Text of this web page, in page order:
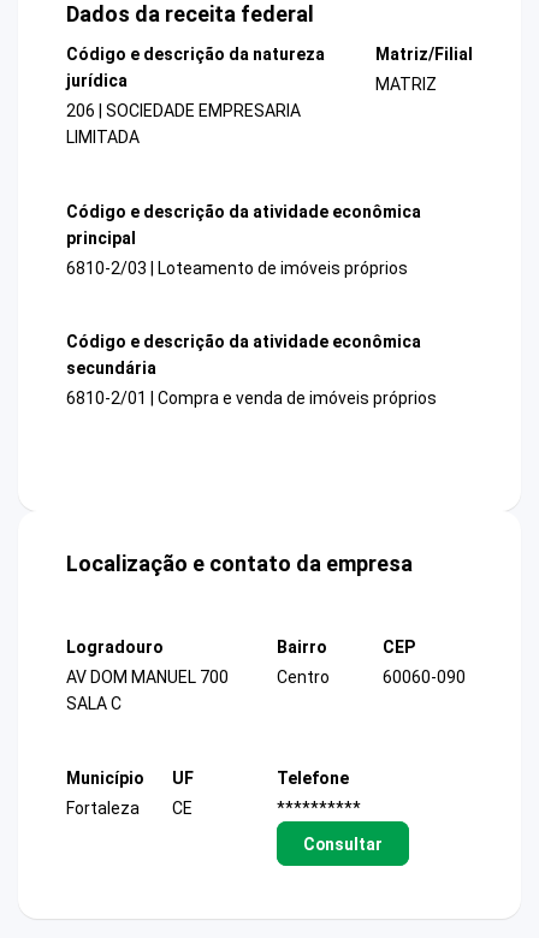
Dados da receita federal
Código e descrição da natureza
jurídica
206 | SOCIEDADE EMPRESARIA
LIMITADA
Matriz/Filial
MATRIZ
Código e descrição da atividade econômica
principal
6810-2/03 | Loteamento de imóveis próprios
Código e descrição da atividade econômica
secundária
6810-2/01 | Compra e venda de imóveis próprios
Localização e contato da empresa
Logradouro
AV DOM MANUEL 700
SALA C
Bairro
Centro
CEP
60060-090
Município
Fortaleza
UF
CE
Telefone
**********
Consultar